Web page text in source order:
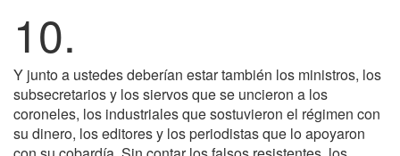
10.
Y junto a ustedes deberían estar también los ministros, los
subsecretarios y los siervos que se uncieron a los
coroneles, los industriales que sostuvieron el régimen con
su dinero, los editores y los periodistas que lo apoyaron